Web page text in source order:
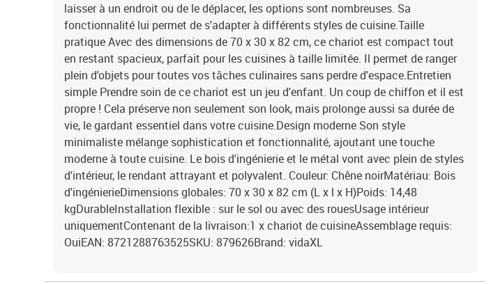
laisser à un endroit ou de le déplacer, les options sont nombreuses. Sa
fonctionnalité lui permet de s'adapter à différents styles de cuisine.Taille
pratique Avec des dimensions de 70 x 30 x 82 cm, ce chariot est compact tout
en restant spacieux, parfait pour les cuisines à taille limitée. Il permet de ranger
plein d'objets pour toutes vos tâches culinaires sans perdre d'espace.Entretien
simple Prendre soin de ce chariot est un jeu d'enfant. Un coup de chiffon et il est
propre ! Cela préserve non seulement son look, mais prolonge aussi sa durée de
vie, le gardant essentiel dans votre cuisine.Design moderne Son style
minimaliste mélange sophistication et fonctionnalité, ajoutant une touche
moderne à toute cuisine. Le bois d'ingénierie et le métal vont avec plein de styles
d'intérieur, le rendant attrayant et polyvalent. Couleur: Chêne noirMatériau: Bois
d'ingénierieDimensions globales: 70 x 30 x 82 cm (L x l x H)Poids: 14,48
kgDurableInstallation flexible : sur le sol ou avec des rouesUsage intérieur
uniquementContenant de la livraison:1 x chariot de cuisineAssemblage requis:
OuiEAN: 8721288763525SKU: 879626Brand: vidaXL